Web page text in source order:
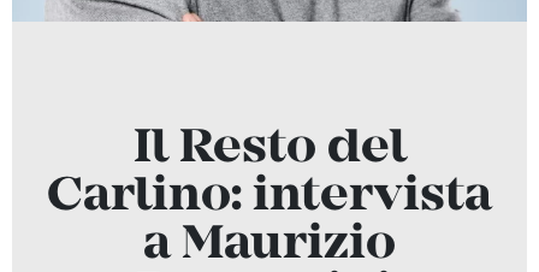
Il Resto del
Carlino: intervista
a Maurizio